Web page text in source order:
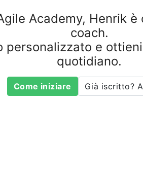
Academy, Henrik
coach.
personalizzato e
quotidiano.
Come iniziare Già iscritto?